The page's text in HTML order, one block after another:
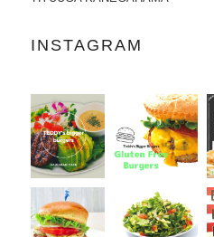
輸入遅延が発生してお
間、従来のポテトを代
には大変ご不便をおか
何卒ご了承の程、よ
げます。
2022.04.04
「東京カレンダー」
黒店の
「5倍激辛バー
した。
INSTAGRAM